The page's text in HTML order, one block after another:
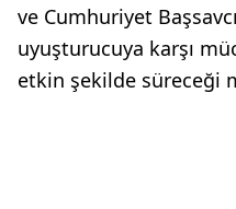
ve Cumhuriyet
uyuşturucuya karşı
etkin şekilde süreceği